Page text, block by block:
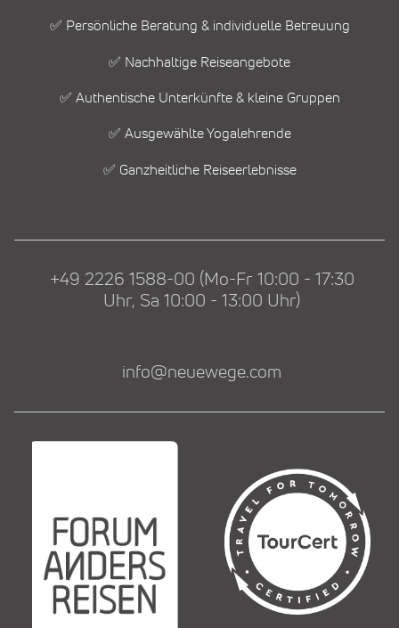
✅ Persönliche Beratung & individuelle Betreuung
✅ Nachhaltige Reiseangebote
✅ Authentische Unterkünfte & kleine Gruppen
✅ Ausgewählte Yogalehrende
✅ Ganzheitliche Reiseerlebnisse
+49 2226 1588-00 (Mo-Fr 10:00 - 17:30
Uhr, Sa 10:00 - 13:00 Uhr)
info@neuewege.com